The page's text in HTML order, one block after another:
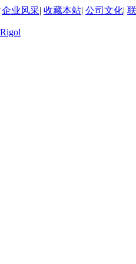
企业风采| 收藏本站| 公司文化|